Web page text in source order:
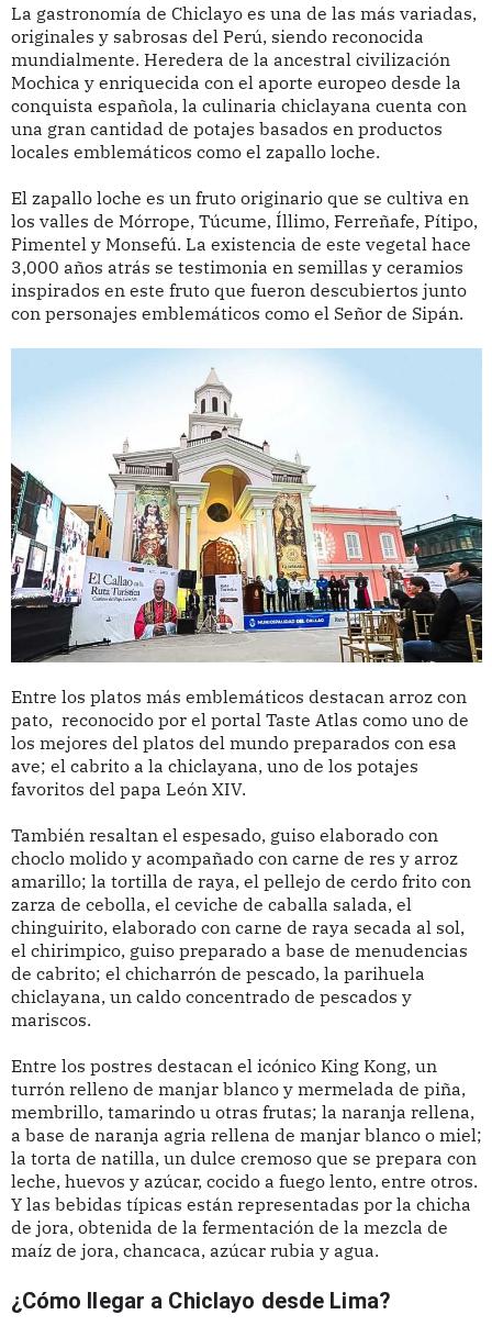
La gastronomía de Chiclayo es una de las más variadas,
originales y sabrosas del Perú, siendo reconocida
mundialmente. Heredera de la ancestral civilización
Mochica y enriquecida con el aporte europeo desde la
conquista española, la culinaria chiclayana cuenta con
una gran cantidad de potajes basados en productos
locales emblemáticos como el zapallo loche.
El zapallo loche es un fruto originario que se cultiva en
los valles de Mórrope, Túcume, Íllimo, Ferreñafe, Pítipo,
Pimentel y Monsefú. La existencia de este vegetal hace
3,000 años atrás se testimonia en semillas y ceramios
inspirados en este fruto que fueron descubiertos junto
con personajes emblemáticos como el Señor de Sipán.
Entre los platos más emblemáticos destacan arroz con
pato, reconocido por el portal Taste Atlas como uno de
los mejores del platos del mundo preparados con esa
ave; el cabrito a la chiclayana, uno de los potajes
favoritos del papa León XIV.
También resaltan el espesado, guiso elaborado con
choclo molido y acompañado con carne de res y arroz
amarillo; la tortilla de raya, el pellejo de cerdo frito con
zarza de cebolla, el ceviche de caballa salada, el
chinguirito, elaborado con carne de raya secada al sol,
el chirimpico, guiso preparado a base de menudencias
de cabrito; el chicharrón de pescado, la parihuela
chiclayana, un caldo concentrado de pescados y
mariscos.
Entre los postres destacan el icónico King Kong, un
turrón relleno de manjar blanco y mermelada de piña,
membrillo, tamarindo u otras frutas; la naranja rellena,
a base de naranja agria rellena de manjar blanco o miel;
la torta de natilla, un dulce cremoso que se prepara con
leche, huevos y azúcar, cocido a fuego lento, entre otros.
Y las bebidas típicas están representadas por la chicha
de jora, obtenida de la fermentación de la mezcla de
maíz de jora, chancaca, azúcar rubia y agua.
¿Cómo llegar a Chiclayo desde Lima?